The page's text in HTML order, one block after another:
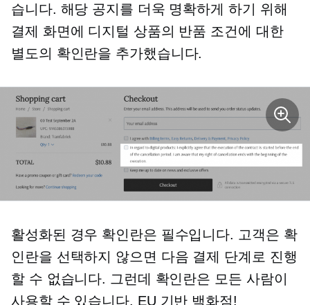
습니다. 해당 공지를 더욱 명확하게 하기 위해
결제 화면에 디지털 상품의 반품 조건에 대한
별도의 확인란을 추가했습니다.
활성화된 경우 확인란은 필수입니다. 고객은 확
인란을 선택하지 않으면 다음 결제 단계로 진행
할 수 없습니다. 그런데 확인란은 모든 사람이
사용할 수 있습니다. EU 기반 백화점!